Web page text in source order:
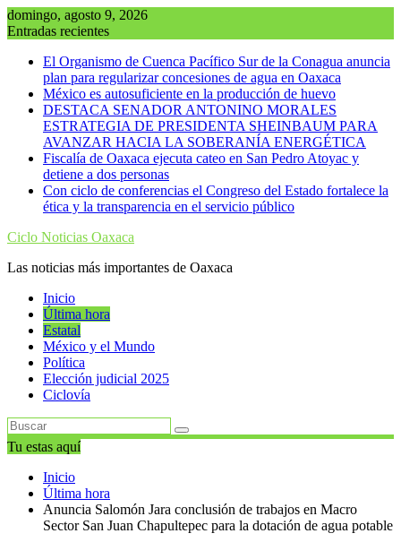
Saltar
al
domingo, agosto 9, 2026
Entradas recientes
El Organismo de Cuenca Pacífico Sur de la Conagua anuncia
plan para regularizar concesiones de agua en Oaxaca
México es autosuficiente en la producción de huevo
DESTACA SENADOR ANTONINO MORALES
ESTRATEGIA DE PRESIDENTA SHEINBAUM PARA
AVANZAR HACIA LA SOBERANÍA ENERGÉTICA
Fiscalía de Oaxaca ejecuta cateo en San Pedro Atoyac y
detiene a dos personas
Con ciclo de conferencias el Congreso del Estado fortalece la
ética y la transparencia en el servicio público
Ciclo Noticias Oaxaca
Las noticias más importantes de Oaxaca
Inicio
Última hora
Estatal
México y el Mundo
Política
Elección judicial 2025
Ciclovía
Tu estas aquí
Inicio
Última hora
Anuncia Salomón Jara conclusión de trabajos en Macro
Sector San Juan Chapultepec para la dotación de agua potable